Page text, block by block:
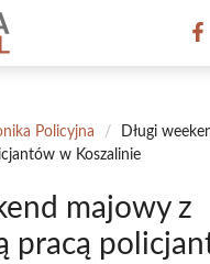
Policyjna /
Długi
w Koszalinie
majowy z
pracą